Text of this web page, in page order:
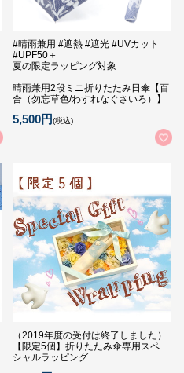
#晴雨兼用 #遮熱 #遮光 #UVカット
#UPF50＋
夏の限定ラッピング対象
晴雨兼用2段ミニ折りたたみ日傘【百
合（勿忘草色/わすれなぐさいろ）】
5,500円(税込)
（2019年度の受付は終了しました）
【限定5個】折りたたみ傘専用スペ
シャルラッピング